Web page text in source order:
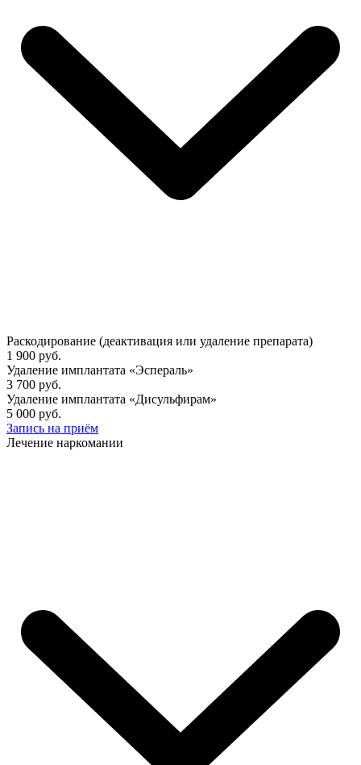
Раскодирование (деактивация или удаление препарата)
1 900 руб.
Удаление имплантата «Эспераль»
3 700 руб.
Удаление имплантата «Дисульфирам»
5 000 руб.
Запись на приём
Лечение наркомании